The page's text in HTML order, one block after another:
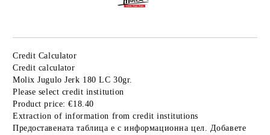
Credit Calculator
Credit calculator
Molix Jugulo Jerk 180 LC 30gr.
Please select credit institution
Product price: €18.40
Extraction of information from credit institutions
Предоставената таблица е с информационна цел. Добавете